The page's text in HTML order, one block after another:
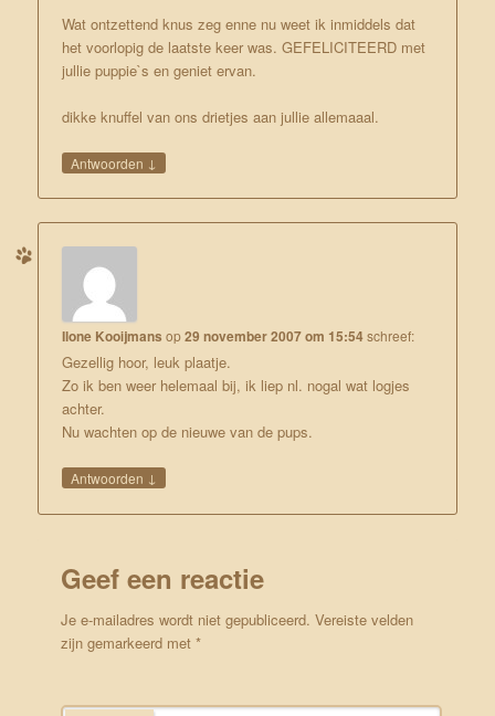
Wat ontzettend knus zeg enne nu weet ik inmiddels dat
het voorlopig de laatste keer was. GEFELICITEERD met
jullie puppie`s en geniet ervan.
dikke knuffel van ons drietjes aan jullie allemaaal.
Antwoorden ↓
Ilone Kooijmans op29 november 2007 om 15:54schreef:
Gezellig hoor, leuk plaatje.
Zo ik ben weer helemaal bij, ik liep nl. nogal wat logjes
achter.
Nu wachten op de nieuwe van de pups.
Antwoorden ↓
Geef een reactie
Je e-mailadres wordt niet gepubliceerd. Vereiste velden
zijn gemarkeerd met*